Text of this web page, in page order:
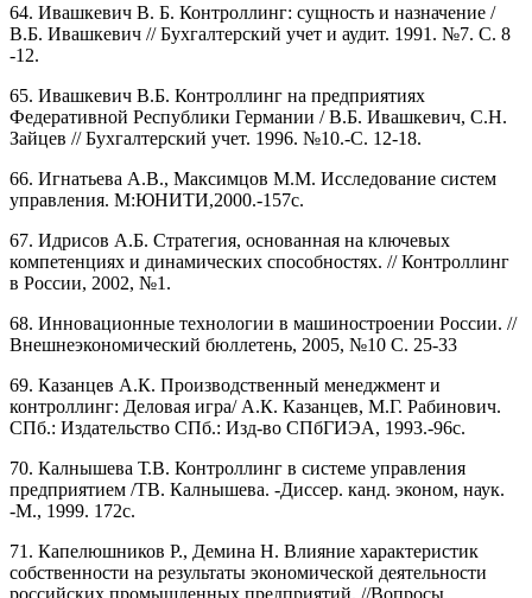
64. Ивашкевич В. Б. Контроллинг: сущность и назначение /
В.Б. Ивашкевич // Бухгалтерский учет и аудит. 1991. №7. С. 8
-12.
65. Ивашкевич В.Б. Контроллинг на предприятиях
Федеративной Республики Германии / В.Б. Ивашкевич, С.Н.
Зайцев // Бухгалтерский учет. 1996. №10.-С. 12-18.
66. Игнатьева А.В., Максимцов М.М. Исследование систем
управления. М:ЮНИТИ,2000.-157с.
67. Идрисов А.Б. Стратегия, основанная на ключевых
компетенциях и динамических способностях. // Контроллинг
в России, 2002, №1.
68. Инновационные технологии в машиностроении России. //
Внешнеэкономический бюллетень, 2005, №10 С. 25-33
69. Казанцев А.К. Производственный менеджмент и
контроллинг: Деловая игра/ А.К. Казанцев, М.Г. Рабинович.
СПб.: Издательство СПб.: Изд-во СПбГИЭА, 1993.-96с.
70. Калнышева Т.В. Контроллинг в системе управления
предприятием /ТВ. Калнышева. -Диссер. канд. эконом, наук.
-М., 1999. 172с.
71. Капелюшников Р., Демина Н. Влияние характеристик
собственности на результаты экономической деятельности
российских промышленных предприятий. //Вопросы